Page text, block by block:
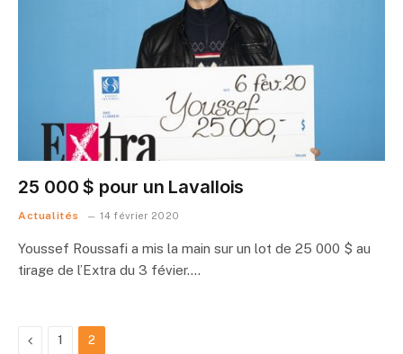
25 000 $ pour un Lavallois
Actualités 14 février 2020
Youssef Roussafi a mis la main sur un lot de 25 000 $ au
tirage de l’Extra du 3 févier.…
Previous
1 2